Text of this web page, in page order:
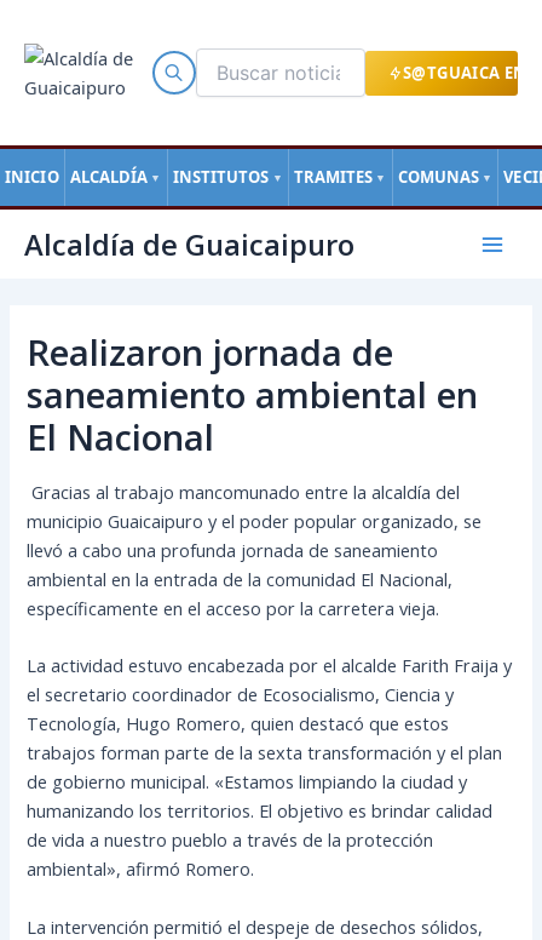
S@TGUAICA EN
INICIO ALCALDÍA ▼ INSTITUTOS ▼ TRAMITES ▼ COMUNAS ▼
contenido
Alcaldía de Guaicaipuro
Main
Realizaron jornada de
saneamiento ambiental en
El Nacional
Gracias al trabajo mancomunado entre la alcaldía del
municipio Guaicaipuro y el poder popular organizado, se
llevó a cabo una profunda jornada de saneamiento
ambiental en la entrada de la comunidad El Nacional,
específicamente en el acceso por la carretera vieja.
La actividad estuvo encabezada por el alcalde Farith Fraija y
el secretario coordinador de Ecosocialismo, Ciencia y
Tecnología, Hugo Romero, quien destacó que estos
trabajos forman parte de la sexta transformación y el plan
de gobierno municipal. «Estamos limpiando la ciudad y
humanizando los territorios. El objetivo es brindar calidad
de vida a nuestro pueblo a través de la protección
ambiental», afirmó Romero.
La intervención permitió el despeje de desechos sólidos,
de